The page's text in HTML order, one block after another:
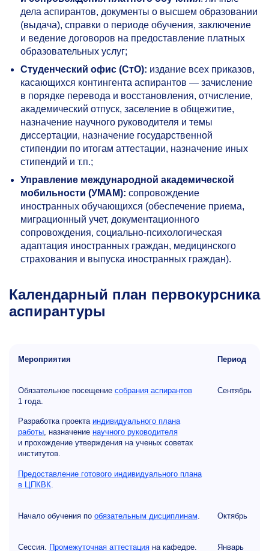
дела аспирантов, документы о высшем образовании
(выдача), справки о периоде обучения, заключение
и ведение договоров на предоставление платных
образовательных услуг;
Студенческий офис (СтО): издание всех приказов,
касающихся контингента аспирантов — зачисление
в порядке перевода и восстановления, отчисление,
академический отпуск, заселение в общежитие,
назначение научного руководителя и темы
диссертации, назначение государственной
стипендии по итогам аттестации, назначение иных
стипендий и т.п.;
Управление международной академической
мобильности (УМАМ): сопровождение
иностранных обучающихся (обеспечение приема,
миграционный учет, документационного
сопровождения, социально-психологическая
адаптация иностранных граждан, медицинского
страхования и выпуска иностранных граждан).
Календарный план первокурсника
аспирантуры
Мероприятия Период
Обязательное посещение собрания аспирантов
1 года.
Разработка проекта индивидуального плана
работы, назначение научного руководителя
и прохождение утверждения на ученых советах
институтов.
Предоставление готового индивидуального плана
в ЦПКВК
Сентябрь
Начало обучения по обязательным дисциплинам Октябрь
Сессия. Промежуточная аттестацияна кафедре. Январь